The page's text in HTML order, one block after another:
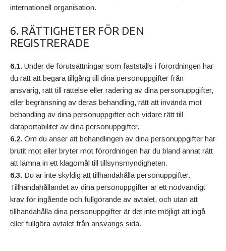
internationell organisation.
6. RÄTTIGHETER FÖR DEN
REGISTRERADE
6.1.Under de förutsättningar som fastställs i förordningen har
du rätt att begära tillgång till dina personuppgifter från
ansvarig, rätt till rättelse eller radering av dina personuppgifter,
eller begränsning av deras behandling, rätt att invända mot
behandling av dina personuppgifter och vidare rätt till
dataportabilitet av dina personuppgifter.
6.2.Om du anser att behandlingen av dina personuppgifter har
brutit mot eller bryter mot förordningen har du bland annat rätt
att lämna in ett klagomål till tillsynsmyndigheten.
6.3. Du är inte skyldig att tillhandahålla personuppgifter.
Tillhandahållandet av dina personuppgifter är ett nödvändigt
krav för ingående och fullgörande av avtalet, och utan att
tillhandahålla dina personuppgifter är det inte möjligt att ingå
eller fullgöra avtalet från ansvarigs sida.